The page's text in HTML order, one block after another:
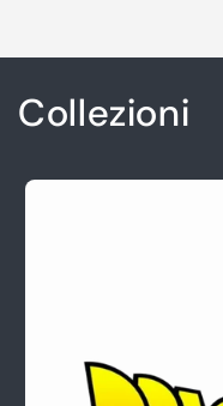
corso...
Collezioni